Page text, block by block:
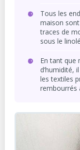
Tous les
maison
traces de
sous le
En tant que
d’humidité,
les textiles
rembourrés